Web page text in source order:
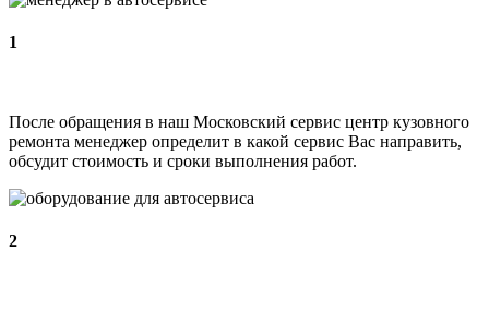
1
После обращения в наш Московский сервис центр кузовного
ремонта менеджер определит в какой сервис Вас направить,
обсудит стоимость и сроки выполнения работ.
2